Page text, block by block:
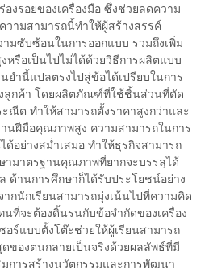
งรอยของเครื่องมือ ซึ่งช่วยลดความ
วามสามารถนี้ทำให้ผู้สร้างสรรค์
มซับซ้อนในการออกแบบ รวมถึงเพิ่ม
รือเป็นไปไม่ได้ด้วยวิธีการผลิตแบบ
ยำนี้แปลตรงไปสู่ข้อได้เปรียบในการ
ลูกค้า โดยผลิตภัณฑ์ที่ใช้ชิ้นส่วนที่ตัด
ณีต ทำให้สามารถตั้งราคาสูงกว่าและ
นฝีมือคุณภาพสูง ความสามารถในการ
อย่างสม่ำเสมอ ทำให้ธุรกิจสามารถ
ามาตรฐานคุณภาพที่ยากจะบรรลุได้
ด้านการศึกษาก็ได้รับประโยชน์อย่าง
กนักเรียนสามารถมุ่งเน้นไปที่ความคิด
ที่จะต้องดิ้นรนกับข้อจำกัดของเครื่อง
อร์แบบตั้งโต๊ะช่วยให้ผู้เรียนสามารถ
ของตนกลายเป็นจริงด้วยผลลัพธ์ที่มี
การสร้างนวัตกรรมและการพัฒนา